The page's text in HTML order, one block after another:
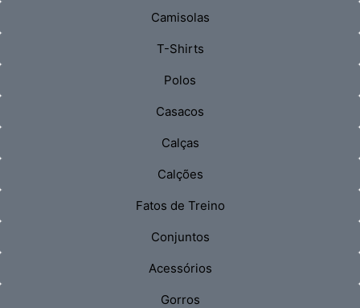
Camisolas
T-Shirts
Polos
Casacos
Calças
Calções
Fatos de Treino
Conjuntos
Acessórios
Gorros